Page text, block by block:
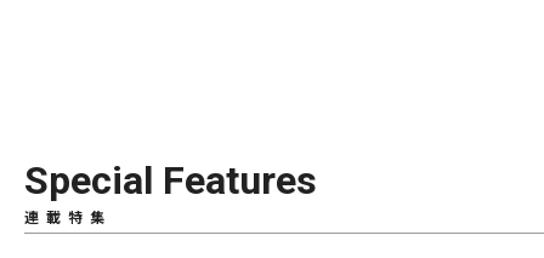
Special Features
連載特集